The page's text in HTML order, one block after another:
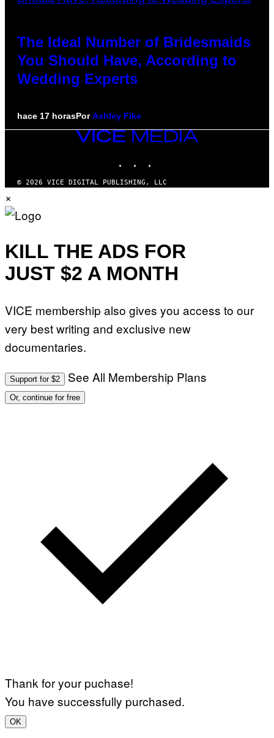
The Ideal Number of Bridesmaids
You Should Have, According to
Wedding Experts
hace 17 horasPorAshley Fike
VICE
MEDIA
© 2026 VICE DIGITAL PUBLISHING, LLC
×
KILL THE ADS FOR
JUST $2 A MONTH
VICE membership also gives you access to our
very best writing and exclusive new
documentaries.
Support for $2 See All Membership Plans
Or, continue for free
Thank for your puchase!
You have successfully purchased.
OK